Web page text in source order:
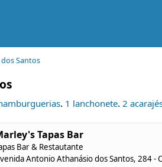
Santos
. 1 lanchonete. 2
Tapas Bar
Bar & Restautante
Antonio Athanásio dos Santos, 284 -